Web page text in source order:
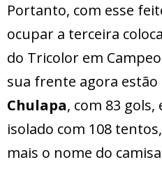
Portanto, com esse
ocupar a terceira
do Tricolor em
sua frente agora estão
Chulapa, com 83 gols,
isolado com 108
mais o nome do